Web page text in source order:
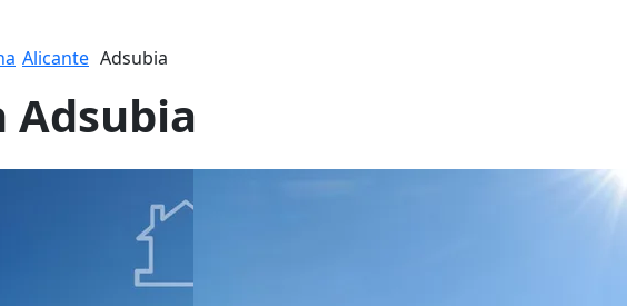
Alicante Adsubia
Adsubia